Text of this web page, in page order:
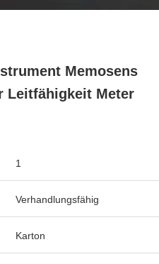
Memosens
Leitfähigkeit Meter
1
Verhandlungsfähig
Karton